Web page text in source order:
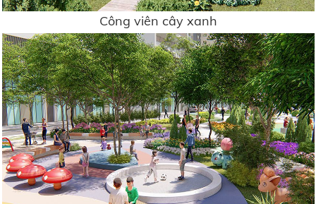
Công viên cây xanh